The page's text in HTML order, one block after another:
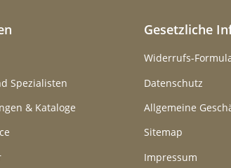
Spezialisten
& Kataloge
Gesetzliche
Widerrufs-
Datenschutz
Allgemeine
Sitemap
Impressum